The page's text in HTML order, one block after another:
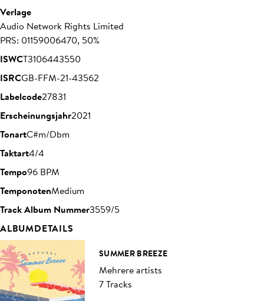
Verlage
Audio Network Rights Limited
PRS: 01159006470, 50%
ISWCT3106443550
ISRCGB-FFM-21-43562
Labelcode27831
Erscheinungsjahr2021
TonartC#m/Dbm
Taktart4/4
Tempo96 BPM
TemponotenMedium
Track Album Nummer3559/5
ALBUMDETAILS
SUMMER BREEZE
Mehrere artists
7 Tracks